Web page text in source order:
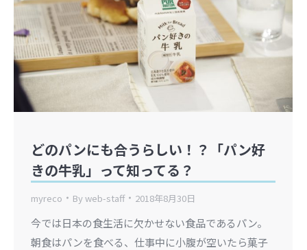
どのパンにも合うらしい！？「パン好
きの牛乳」って知ってる？
myreco Byweb-staff 2018年8月30日
今では日本の食生活に欠かせない食品であるパン。
朝食はパンを食べる、仕事中に小腹が空いたら菓子